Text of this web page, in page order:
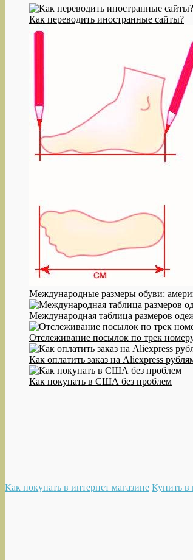
Как переводить иностранные сайты?
Международные размеры обуви:
Международная таблица размеров
Отслеживание посылок по трек
Как оплатить заказ на Aliexpress
Как покупать в США без проблем
Как покупать в интернет магазине Купить в